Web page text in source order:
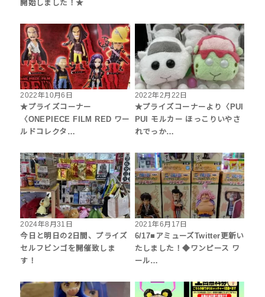
開始しました！★
2022年10月6日
★プライズコーナー
〈ONEPIECE FILM RED ワー
ルドコレクタ…
2022年2月22日
★プライズコーナーより〈PUI
PUI モルカー ほっこりいやさ
れでっか…
2024年8月31日
今日と明日の2日間、プライズ
セルフビンゴを開催致しま
す！
2021年6月17日
6/17■アミューズTwitter更新い
たしました！◆ワンピース ワ
ール…